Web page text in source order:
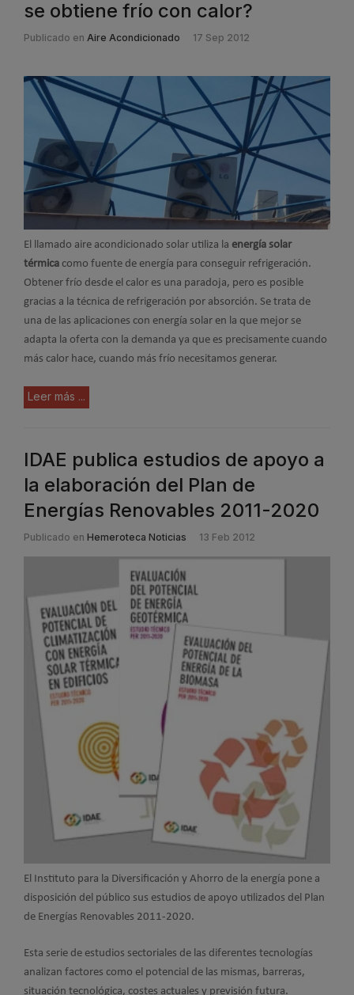
se obtiene frío con calor?
Publicado en Aire Acondicionado 17 Sep 2012
El llamado aire acondicionado solar utiliza la energía solar
térmica como fuente de energía para conseguir refrigeración.
Obtener frío desde el calor es una paradoja, pero es posible
gracias a la técnica de refrigeración por absorción. Se trata de
una de las aplicaciones con energía solar en la que mejor se
adapta la oferta con la demanda ya que es precisamente cuando
más calor hace, cuando más frío necesitamos generar.
Leer más ...
IDAE publica estudios de apoyo a
la elaboración del Plan de
Energías Renovables 2011-2020
Publicado en Hemeroteca Noticias 13 Feb 2012
El Instituto para la Diversificación y Ahorro de la energía pone a
disposición del público sus estudios de apoyo utilizados del Plan
de Energías Renovables 2011-2020.
Esta serie de estudios sectoriales de las diferentes tecnologías
analizan factores como el potencial de las mismas, barreras,
situación tecnológica, costes actuales y previsión futura.